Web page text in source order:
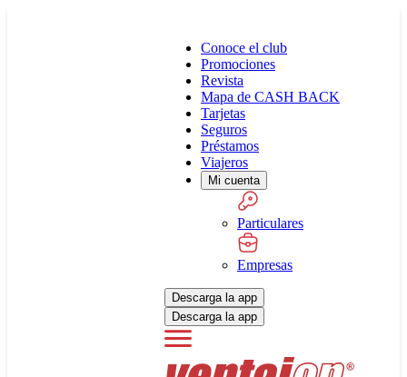
Conoce el club
Promociones
Revista
Mapa de CASH BACK
Tarjetas
Seguros
Préstamos
Viajeros
Mi cuenta
Particulares
Empresas
Descarga la app
Descarga la app